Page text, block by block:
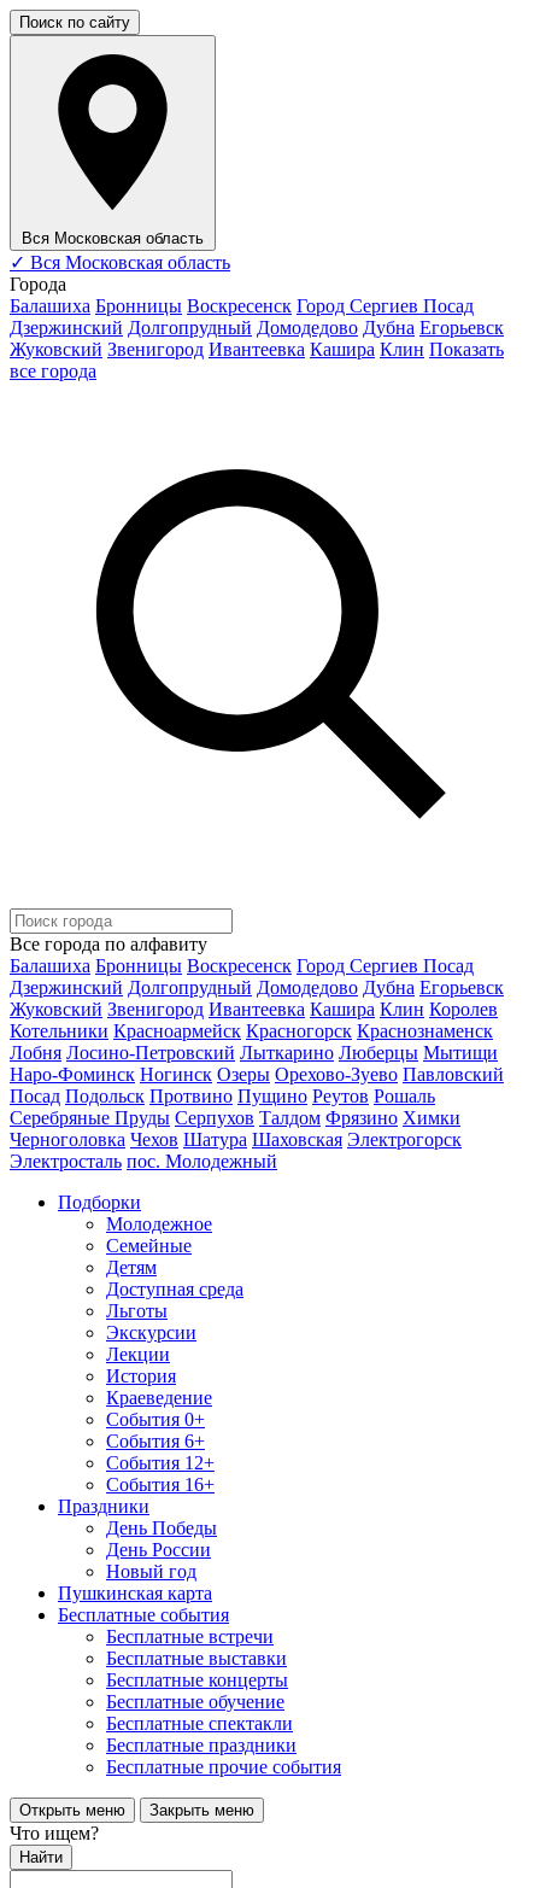
Поиск по сайту
Вся Московская область
✓ Вся Московская область
Города
Балашиха Бронницы Воскресенск Город Сергиев Посад
Дзержинский Долгопрудный Домодедово Дубна Егорьевск
Жуковский Звенигород Ивантеевка Кашира Клин Показать
все города
Все города по алфавиту
Балашиха Бронницы Воскресенск Город Сергиев Посад
Дзержинский Долгопрудный Домодедово Дубна Егорьевск
Жуковский Звенигород Ивантеевка Кашира Клин Королев
Котельники Красноармейск Красногорск Краснознаменск
Лобня Лосино-Петровский Лыткарино Люберцы Мытищи
Наро-Фоминск Ногинск Озеры Орехово-Зуево Павловский
Посад Подольск Протвино Пущино Реутов Рошаль
Серебряные Пруды Серпухов Талдом Фрязино Химки
Черноголовка Чехов Шатура Шаховская Электрогорск
Электросталь пос. Молодежный
Подборки
Молодежное
Семейные
Детям
Доступная среда
Льготы
Экскурсии
Лекции
История
Краеведение
События 0+
События 6+
События 12+
События 16+
Праздники
День Победы
День России
Новый год
Пушкинская карта
Бесплатные события
Бесплатные встречи
Бесплатные выставки
Бесплатные концерты
Бесплатные обучение
Бесплатные спектакли
Бесплатные праздники
Бесплатные прочие события
Открыть меню Закрыть меню
Что ищем?
Найти